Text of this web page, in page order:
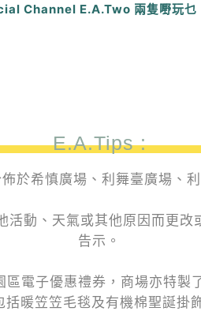
Channel E.A.Two 兩隻嘢玩乜
E.A.Tips :
於希慎廣場、利舞臺廣場、利
動、天氣或其他原因而更改
告示。
電子優惠禮券，商場亦特製
暖笠笠毛毯及有機棉聖誕掛